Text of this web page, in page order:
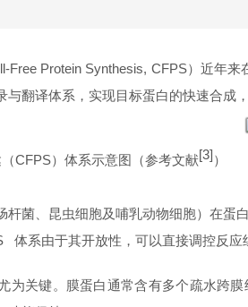
Free Protein Synthesis, CFPS）近年
与翻译体系，实现目标蛋白的快速合成
CFPS）体系示意图（参考文献[3]）
杆菌、昆虫细胞及哺乳动物细胞）在
体系由于其开放性，可以直接调控反
为关键。膜蛋白通常含有多个疏水跨